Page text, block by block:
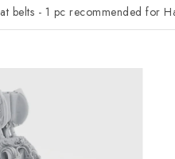
belts - 1 pc recommended for